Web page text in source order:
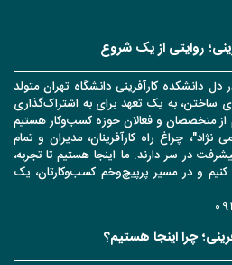
روایتی از یک شروع
دانشکده کارآفرینی دانشگاه تهران متولد
ساختن، به یک تعهد برای به اشتراک‌گذاری
از متخصصان و فعالان حوزه کسب‌وکار هستیم
چراغ راه کارآفرینان، مدیران و تمام
در سر دارند. ما اینجا هستیم تا تجربه،
کنیم و در مسیر پرپیچ‌وخم کسب‌وکارتان، یک
چرا اینجا هستیم؟